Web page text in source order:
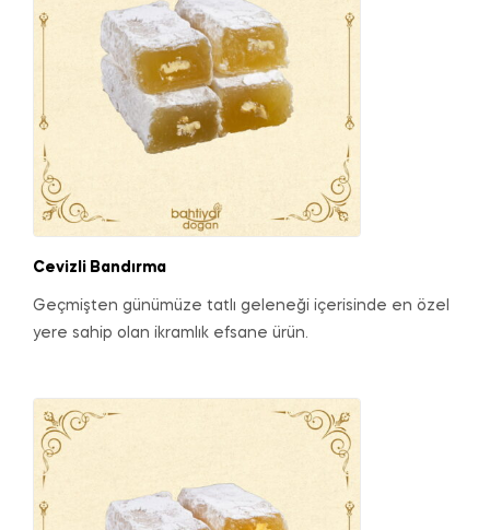
Cevizli Bandırma
Geçmişten günümüze tatlı geleneği içerisinde en özel
yere sahip olan ikramlık efsane ürün.